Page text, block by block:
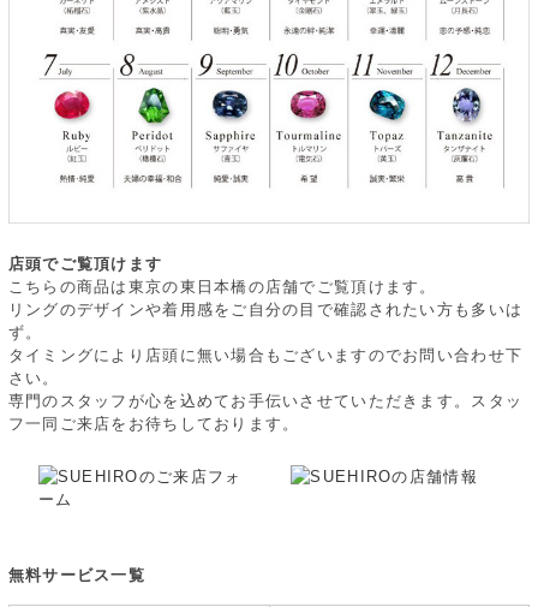
店頭でご覧頂けます
こちらの商品は東京の東日本橋の店舗でご覧頂けます。
リングのデザインや着用感をご自分の目で確認されたい方も多いは
ず。
タイミングにより店頭に無い場合もございますのでお問い合わせ下
さい。
専門のスタッフが心を込めてお手伝いさせていただきます。スタッ
フ一同ご来店をお待ちしております。
無料サービス一覧